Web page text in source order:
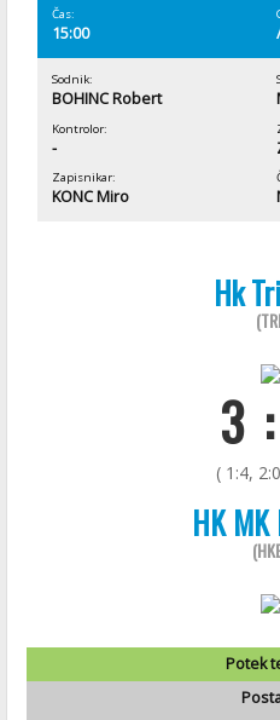
Čas:
15:00
Sodnik:
BOHINC Robert
Kontrolor:
-
Zapisnikar:
KONC Miro
Hk
3
( 1:4,
HK
Potek